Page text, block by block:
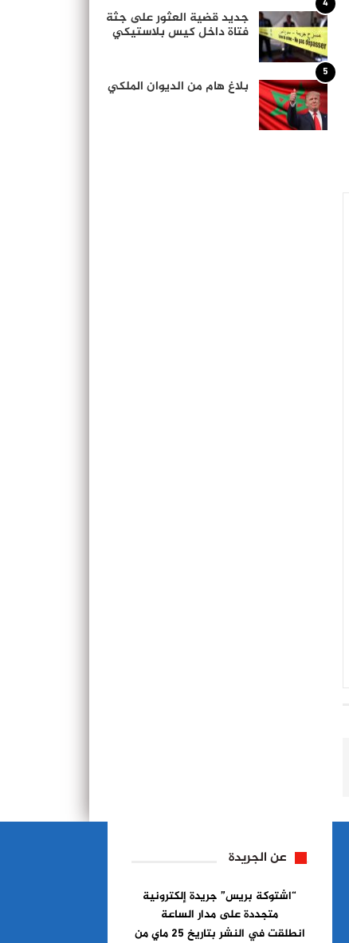
4
جديد قضية العثور على جثة
فتاة داخل كيس بلاستيكي
5
بلاغ هام من الديوان الملكي
عن الجريدة
“اشتوكة بريس” جريدة إلكترونية
متجددة على مدار الساعة
انطلقت في النشر بتاريخ 25 ماي من